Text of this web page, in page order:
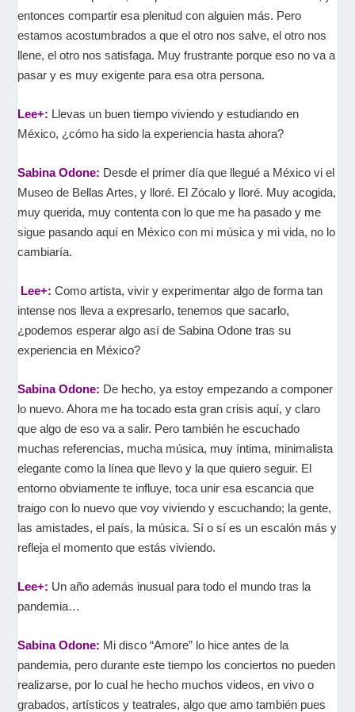
entonces compartir esa plenitud con alguien más. Pero
estamos acostumbrados a que el otro nos salve, el otro nos
llene, el otro nos satisfaga. Muy frustrante porque eso no va a
pasar y es muy exigente para esa otra persona.
Lee+: Llevas un buen tiempo viviendo y estudiando en
México, ¿cómo ha sido la experiencia hasta ahora?
Sabina Odone: Desde el primer día que llegué a México vi el
Museo de Bellas Artes, y lloré. El Zócalo y lloré. Muy acogida,
muy querida, muy contenta con lo que me ha pasado y me
sigue pasando aquí en México con mi música y mi vida, no lo
cambiaría.
Lee+: Como artista, vivir y experimentar algo de forma tan
intense nos lleva a expresarlo, tenemos que sacarlo,
¿podemos esperar algo así de Sabina Odone tras su
experiencia en México?
Sabina Odone: De hecho, ya estoy empezando a componer
lo nuevo. Ahora me ha tocado esta gran crisis aquí, y claro
que algo de eso va a salir. Pero también he escuchado
muchas referencias, mucha música, muy íntima, minimalista
elegante como la línea que llevo y la que quiero seguir. El
entorno obviamente te influye, toca unir esa escancia que
traigo con lo nuevo que voy viviendo y escuchando; la gente,
las amistades, el país, la música. Sí o sí es un escalón más y
refleja el momento que estás viviendo.
Lee+: Un año además inusual para todo el mundo tras la
pandemia…
Sabina Odone: Mi disco “Amore” lo hice antes de la
pandemia, pero durante este tiempo los conciertos no pueden
realizarse, por lo cual he hecho muchos videos, en vivo o
grabados, artísticos y teatrales, algo que amo también pues